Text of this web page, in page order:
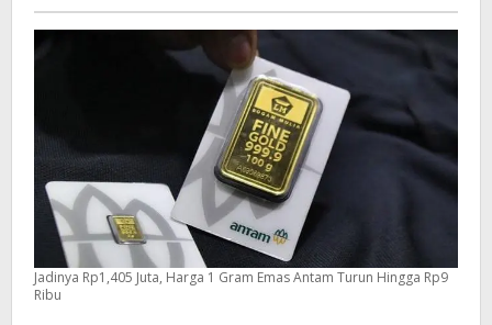
Turun
Hingga
Rp9
Ribu
Jadinya Rp1,405 Juta, Harga 1 Gram Emas Antam Turun Hingga Rp9
Ribu